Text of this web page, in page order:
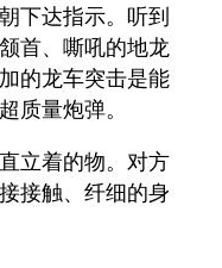
下达指示。听到
首、嘶吼的地龙
的龙车突击是能
质量炮弹。
立着的物。对方
接触、纤细的身